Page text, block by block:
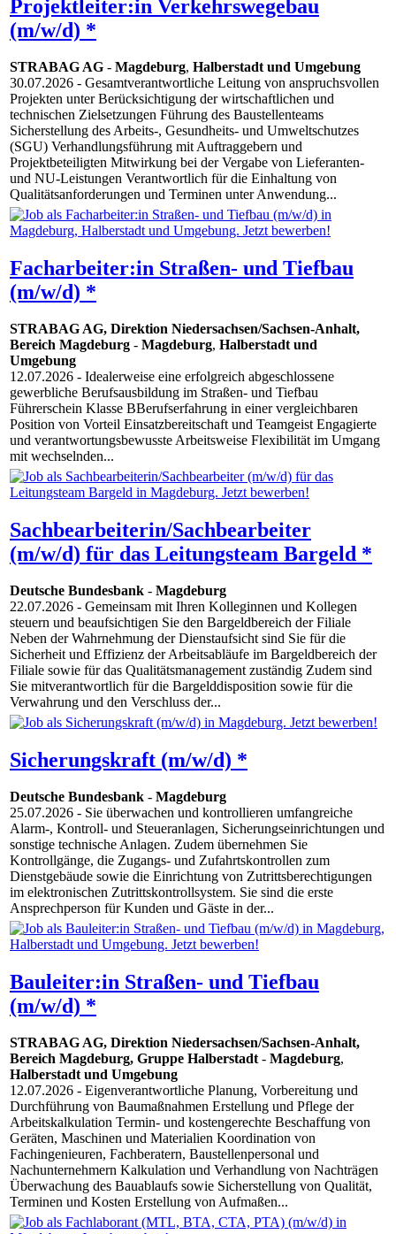
Projektleiter:in Verkehrswegebau
(m/w/d) *
STRABAG AG - Magdeburg, Halberstadt und Umgebung
30.07.2026 - Gesamtverantwortliche Leitung von anspruchsvollen
Projekten unter Berücksichtigung der wirtschaftlichen und
technischen Zielsetzungen Führung des Baustellenteams
Sicherstellung des Arbeits-, Gesundheits- und Umweltschutzes
(SGU) Verhandlungsführung mit Auftraggebern und
Projektbeteiligten Mitwirkung bei der Vergabe von Lieferanten-
und NU-Leistungen Verantwortlich für die Einhaltung von
Qualitätsanforderungen und Terminen unter Anwendung...
Facharbeiter:in Straßen- und Tiefbau
(m/w/d) *
STRABAG AG, Direktion Niedersachsen/Sachsen-Anhalt,
Bereich Magdeburg - Magdeburg, Halberstadt und
Umgebung
12.07.2026 - Idealerweise eine erfolgreich abgeschlossene
gewerbliche Berufsausbildung im Straßen- und Tiefbau
Führerschein Klasse BBerufserfahrung in einer vergleichbaren
Position von Vorteil Einsatzbereitschaft und Teamgeist Engagierte
und verantwortungsbewusste Arbeitsweise Flexibilität im Umgang
mit wechselnden...
Sachbearbeiterin/Sachbearbeiter
(m/w/d) für das Leitungsteam Bargeld *
Deutsche Bundesbank - Magdeburg
22.07.2026 - Gemeinsam mit Ihren Kolleginnen und Kollegen
steuern und beaufsichtigen Sie den Bargeldbereich der Filiale
Neben der Wahrnehmung der Dienstaufsicht sind Sie für die
Sicherheit und Effizienz der Arbeitsabläufe im Bargeldbereich der
Filiale sowie für das Qualitätsmanagement zuständig Zudem sind
Sie mitverantwortlich für die Bargelddisposition sowie für die
Verwahrung und den Verschluss der...
Sicherungskraft (m/w/d) *
Deutsche Bundesbank - Magdeburg
25.07.2026 - Sie überwachen und kontrollieren umfangreiche
Alarm-, Kontroll- und Steueranlagen, Sicherungseinrichtungen und
sonstige technische Anlagen. Zudem übernehmen Sie
Kontrollgänge, die Zugangs- und Zufahrtskontrollen zum
Dienstgebäude sowie die Einrichtung von Zutrittsberechtigungen
im elektronischen Zutrittskontrollsystem. Sie sind die erste
Ansprechperson für Kunden und Gäste in der...
Bauleiter:in Straßen- und Tiefbau
(m/w/d) *
STRABAG AG, Direktion Niedersachsen/Sachsen-Anhalt,
Bereich Magdeburg, Gruppe Halberstadt- Magdeburg,
Halberstadt und Umgebung
12.07.2026 - Eigenverantwortliche Planung, Vorbereitung und
Durchführung von Baumaßnahmen Erstellung und Pflege der
Arbeitskalkulation Termin- und kostengerechte Beschaffung von
Geräten, Maschinen und Materialien Koordination von
Fachingenieuren, Fachberatern, Baustellenpersonal und
Nachunternehmern Kalkulation und Verhandlung von Nachträgen
Überwachung des Bauablaufs sowie Sicherstellung von Qualität,
Terminen und Kosten Erstellung von Aufmaßen...